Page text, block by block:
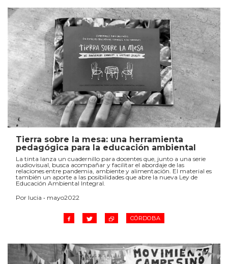
Tierra sobre la mesa: una herramienta
pedagógica para la educación ambiental
La tinta lanza un cuadernillo para docentes que, junto a una serie
audiovisual, busca acompañar y facilitar el abordaje de las
relaciones entre pandemia, ambiente y alimentación. El material es
también un aporte a las posibilidades que abre la nueva Ley de
Educación Ambiental Integral.
Por lucia • mayo2022
CÓRDOBA